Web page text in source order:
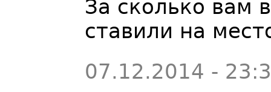
За сколько вам
ставили на
07.12.2014 -